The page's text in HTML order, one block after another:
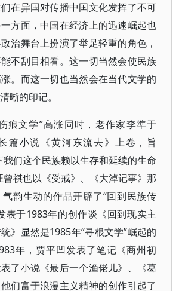
在异国对传播中国文化发挥了不可
方面，中国在经济上的迅速崛起也
治舞台上扮演了举足轻重的角色，
不刮目相看。这一切当然会使民族
。而这一切也当然会在当代文学的
晰的印记。
痕文学”高涨同时，老作家李準于
篇小说《黄河东流去》上卷，旨
我们这个民族赖以生存和延续的生命
曾祺也以《受戒》、《大淖记事》那
韵生动的作品开辟了“回到民族传
表于1983年的创作谈《回到现实主
》显然是1985年“寻根文学”崛起的
年，贾平凹发表了笔记《商州初
了小说《最后一个渔佬儿》、《葛
们富于浪漫主义精神的创作引起了